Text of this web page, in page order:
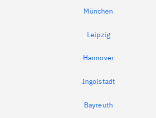
München
Leipzig
Hannover
Ingolstadt
Bayreuth